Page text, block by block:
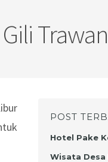
POST
Hotel Pake
Wisata